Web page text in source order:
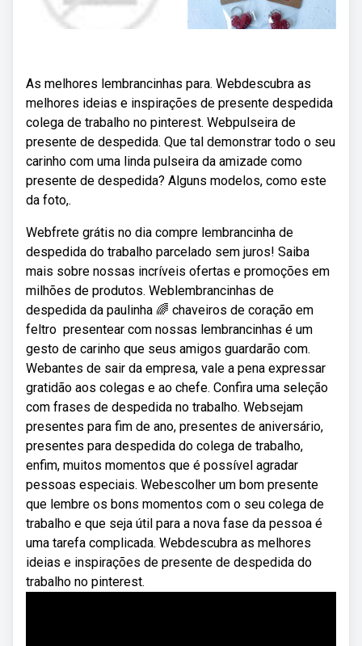
As melhores lembrancinhas para. Webdescubra as
melhores ideias e inspirações de presente despedida
colega de trabalho no pinterest. Webpulseira de
presente de despedida. Que tal demonstrar todo o seu
carinho com uma linda pulseira da amizade como
presente de despedida? Alguns modelos, como este
da foto,.
Webfrete grátis no dia compre lembrancinha de
despedida do trabalho parcelado sem juros! Saiba
mais sobre nossas incríveis ofertas e promoções em
milhões de produtos. Weblembrancinhas de
despedida da paulinha 🌈 chaveiros de coração em
feltro ️ presentear com nossas lembrancinhas é um
gesto de carinho que seus amigos guardarão com.
Webantes de sair da empresa, vale a pena expressar
gratidão aos colegas e ao chefe. Confira uma seleção
com frases de despedida no trabalho. Websejam
presentes para fim de ano, presentes de aniversário,
presentes para despedida do colega de trabalho,
enfim, muitos momentos que é possível agradar
pessoas especiais. Webescolher um bom presente
que lembre os bons momentos com o seu colega de
trabalho e que seja útil para a nova fase da pessoa é
uma tarefa complicada. Webdescubra as melhores
ideias e inspirações de presente de despedida do
trabalho no pinterest.